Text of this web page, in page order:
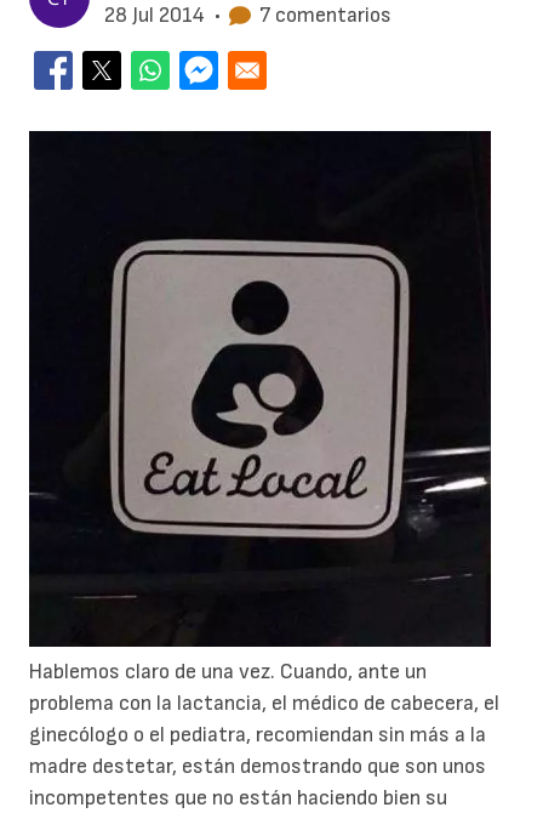
28 Jul 2014 • 7 comentarios
Hablemos claro de una vez. Cuando, ante un
problema con la lactancia, el médico de cabecera, el
ginecólogo o el pediatra, recomiendan sin más a la
madre destetar, están demostrando que son unos
incompetentes que no están haciendo bien su